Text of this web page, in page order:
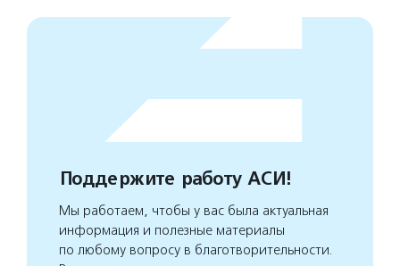
Поддержите работу АСИ!
Мы работаем, чтобы у вас была актуальная
информация и полезные материалы
по любому вопросу в благотворительности.